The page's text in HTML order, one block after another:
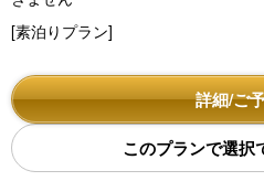
[素泊りプラン]
詳細/ご
このプランで選択